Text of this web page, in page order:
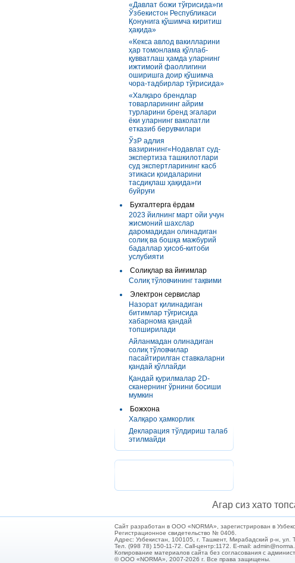
«Давлат божи тўғрисида»ги
Ўзбекистон Республикаси
Қонунига қўшимча киритиш
ҳақида»
«Кекса авлод вакилларини
ҳар томонлама қўллаб-
қувватлаш ҳамда уларнинг
ижтимоий фаоллигини
оширишга доир қўшимча
чора-тадбирлар тўғрисида»
«Халқаро брендлар
товарларининг айрим
турларини бренд эгалари
ёки уларнинг ваколатли
етказиб берувчилари
ЎзР адлия
вазирининг«Нодавлат суд-
экспертиза ташкилотлари
суд экспертларининг касб
этикаси қоидаларини
тасдиқлаш ҳақида»ги
буйруғи
Бухгалтерга ёрдам
2023 йилнинг март ойи учун
жисмоний шахслар
даромадидан олинадиган
солиқ ва бошқа мажбурий
бадаллар ҳисоб-китоби
услубияти
Солиқлар ва йиғимлар
Солиқ тўловчининг тақвими
Электрон сервислар
Назорат қилинадиган
битимлар тўғрисида
хабарнома қандай
топширилади
Айланмадан олинадиган
солиқ тўловчилар
пасайтирилган ставкаларни
қандай қўллайди
Қандай қурилмалар 2D-
сканернинг ўрнини босиши
мумкин
Божхона
Халқаро ҳамкорлик
Декларация тўлдириш талаб
этилмайди
Агар сиз хато
Сайт разработан в ООО «NORMA», зарегистрирован в
Регистрационное свидетельство № 0406.
Адрес: Узбекистан, 100105, г. Ташкент, Мирабадский р-н, ул.
Тел. (998 78) 150-11-72. Call-центр:1172. E-mail:
Копирование материалов сайта без согласования с
© ООО «NORMA», 2007-2026 г. Все права защищены.